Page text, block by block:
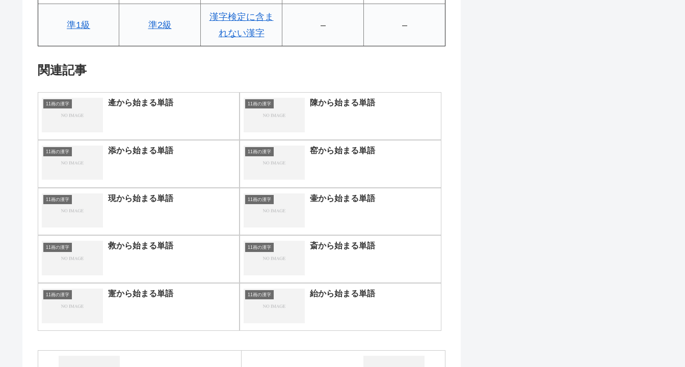
準1級 準2級
漢字検定に含ま
れない漢字
– –
関連記事
11画の漢字 逄から始まる単語 11画の漢字 陳から始まる単語
11画の漢字 添から始まる単語 11画の漢字 窑から始まる単語
11画の漢字 現から始まる単語 11画の漢字 壷から始まる単語
11画の漢字 救から始まる単語 11画の漢字 斎から始まる単語
11画の漢字 寁から始まる単語 11画の漢字 紿から始まる単語